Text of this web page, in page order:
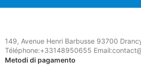
149, Avenue Henri Barbusse 93700
Téléphone:+33148950655
Metodi di pagamento